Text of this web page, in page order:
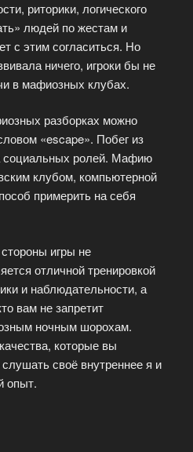
риторики, логического
людей по жестам и
с этим согласиться. Но
ничего, игроки бы не
в мафиозных клубах.
разборках можно
«escape». Побег из
социальных ролей. Мафию
клубом, компьютерной
примерить на себя
игры не
отличной тренировкой
и наблюдательности, а
вам не запретит
ночным шорохам.
которые вы
своё внутреннее я и
опыт.